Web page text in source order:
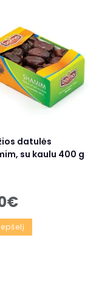
datulės
su kaulu 400 g
€